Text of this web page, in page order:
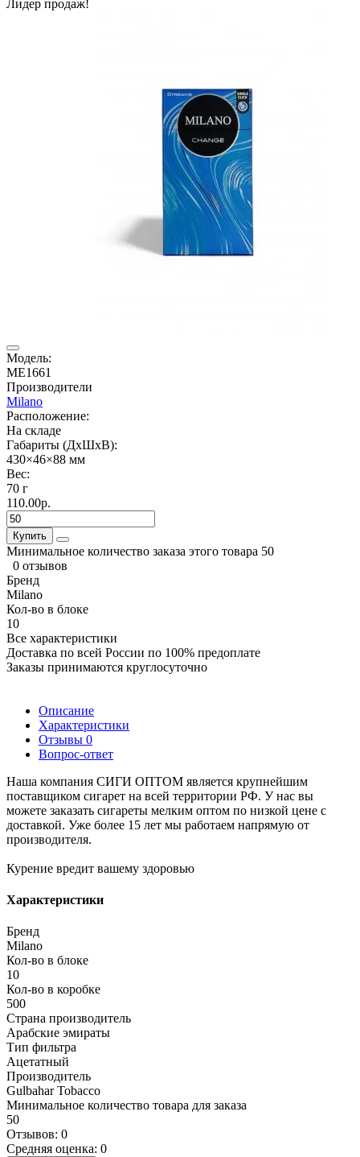
Лидер продаж!
Модель:
ME1661
Производители
Milano
Расположение:
На складе
Габариты (ДхШхВ):
430×46×88 мм
Вес:
70 г
110.00р.
Купить
Минимальное количество заказа этого товара 50
0 отзывов
Бренд
Milano
Кол-во в блоке
10
Все характеристики
Доставка по всей России по 100% предоплате
Заказы принимаются круглосуточно
Описание
Характеристики
Отзывы 0
Вопрос-ответ
Наша компания СИГИ ОПТОМ является крупнейшим
поставщиком сигарет на всей территории РФ. У нас вы
можете заказать сигареты мелким оптом по низкой цене с
доставкой. Уже более 15 лет мы работаем напрямую от
производителя.
Курение вредит вашему здоровью
Характеристики
Бренд
Milano
Кол-во в блоке
10
Кол-во в коробке
500
Страна производитель
Арабские эмираты
Тип фильтра
Ацетатный
Производитель
Gulbahar Tobacco
Минимальное количество товара для заказа
50
Отзывов: 0
Средняя оценка: 0